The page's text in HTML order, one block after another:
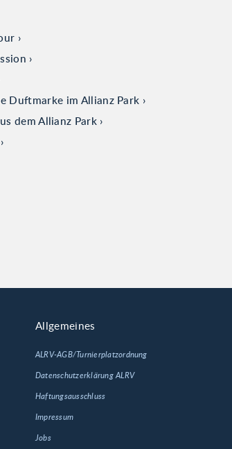
Duftmarke im Allianz Park
dem Allianz Park
Allgemeines
ALRV-AGB/Turnierplatzordnung
Datenschutzerklärung ALRV
Haftungsausschluss
Impressum
Jobs